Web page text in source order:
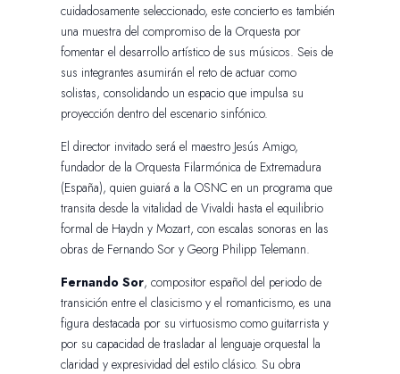
cuidadosamente seleccionado, este concierto es también
una muestra del compromiso de la Orquesta por
fomentar el desarrollo artístico de sus músicos. Seis de
sus integrantes asumirán el reto de actuar como
solistas, consolidando un espacio que impulsa su
proyección dentro del escenario sinfónico.
El director invitado será el maestro Jesús Amigo,
fundador de la Orquesta Filarmónica de Extremadura
(España), quien guiará a la OSNC en un programa que
transita desde la vitalidad de Vivaldi hasta el equilibrio
formal de Haydn y Mozart, con escalas sonoras en las
obras de Fernando Sor y Georg Philipp Telemann.
Fernando Sor, compositor español del periodo de
transición entre el clasicismo y el romanticismo, es una
figura destacada por su virtuosismo como guitarrista y
por su capacidad de trasladar al lenguaje orquestal la
claridad y expresividad del estilo clásico. Su obra